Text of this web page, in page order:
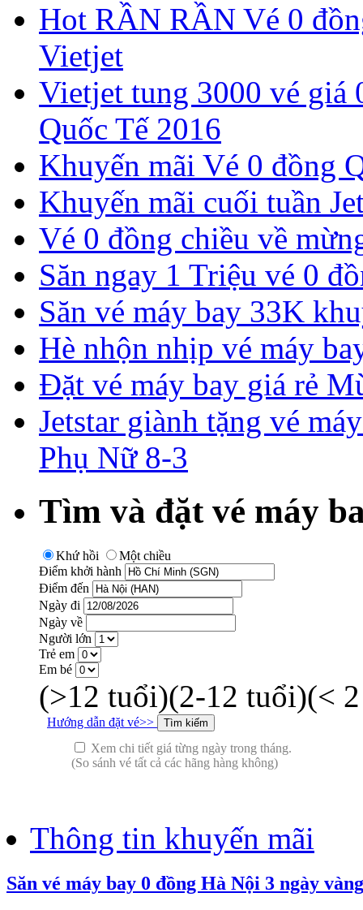
Hot RẦN RẦN Vé 0
Vietjet
Vietjet tung 3000 vé
Quốc Tế 2016
Khuyến mãi Vé 0 đồng
Khuyến mãi cuối tuần
Vé 0 đồng chiều về
Săn ngay 1 Triệu vé 0
Săn vé máy bay 33K
Hè nhộn nhịp vé máy
Đặt vé máy bay giá rẻ
Jetstar giành tặng vé
Phụ Nữ 8-3
Tìm và đặt vé máy
Khứ hồi
Một chiều
Điểm khởi hành
Điểm đến
Ngày đi
Ngày về
Người lớn
Trẻ em
Em bé
(>12 tuổi)(2-12 tuổi)(<
Hướng dẫn đặt vé>>
Xem chi tiết giá từng ngày trong tháng.
(So sánh vé tất cả các hãng hàng không)
Thông tin khuyến mãi
Săn vé máy bay 0 đồng Hà Nội 3 ngày vàng